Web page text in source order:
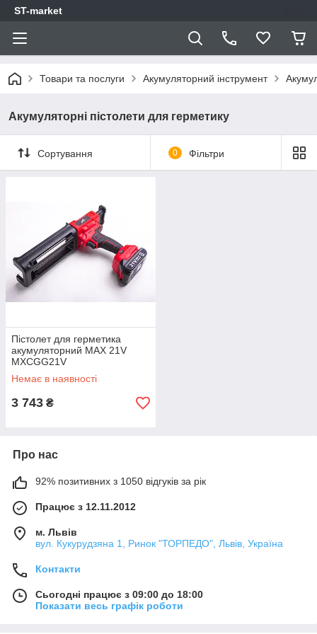
ST-market
Товари та послуги Акумуляторний інструмент
Акумуляторні пістолети для герметику
Сортування 0 Фільтри
Пістолет для герметика
акумуляторний MAX 21V
MXCGG21V
Немає в наявності
3 743 ₴
Про нас
92% позитивних з 1050 відгуків за рік
Працює з 12.11.2012
м. Львів
вул. Кукурудзяна 1, Ринок "ТОРПЕДО", Львів, Україна
Контакти
Сьогодні працює з 09:00 до 18:00
Показати весь графік роботи